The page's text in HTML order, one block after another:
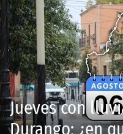
Jueves con
Durango; ¿en